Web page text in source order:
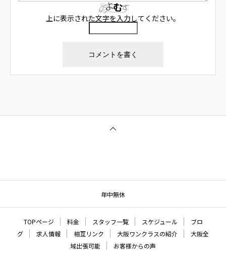
上に表示された文字を入力してください。
年中無休
TOPページ 料金 スタッフ一覧 スケジュール
ブロ
グ
求人情報 相互リンク 大阪ワンクラスの紹介
大阪全
域出張可能
お客様からの声